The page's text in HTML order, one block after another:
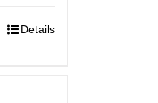
Details